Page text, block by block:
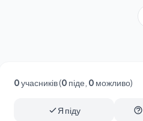
0учасників (0 піде, 0 можливо)
Я піду